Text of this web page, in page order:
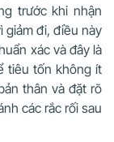
trước khi nhận
giảm đi, điều này
xác và đây là
tiêu tốn không ít
thân và đặt rõ
các rắc rối sau